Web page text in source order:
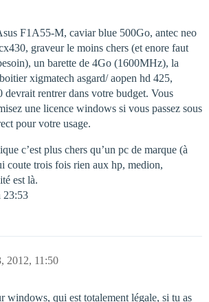
F1A55-M, caviar blue 500Go, antec neo
graveur le moins chers (et enore faut
un barette de 4Go (1600MHz), la
xigmatech asgard/ aopen hd 425,
devrait rentrer dans votre budget. Vous
une licence windows si vous passez sous
pour votre usage.
c’est plus chers qu’un pc de marque (à
coute trois fois rien aux hp, medion,
est là.
23:53
2012, 11:50
windows, qui est totalement légale, si tu as